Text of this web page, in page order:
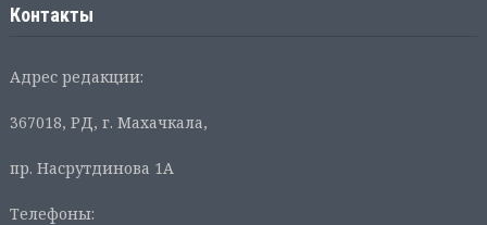
Контакты
Адрес редакции:
367018, РД, г. Махачкала,
пр. Насрутдинова 1А
Телефоны: